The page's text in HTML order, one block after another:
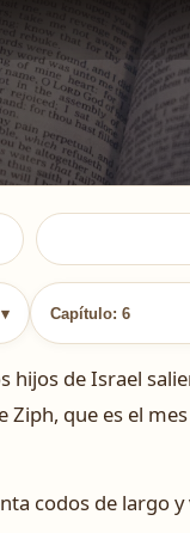
▾ Capítulo: 6
hijos de Israel
que es el
codos de largo